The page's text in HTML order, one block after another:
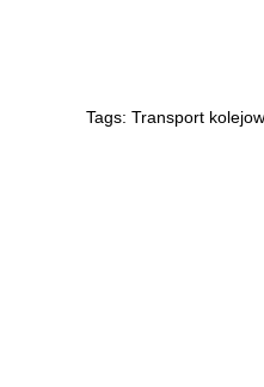
Tags: Transport